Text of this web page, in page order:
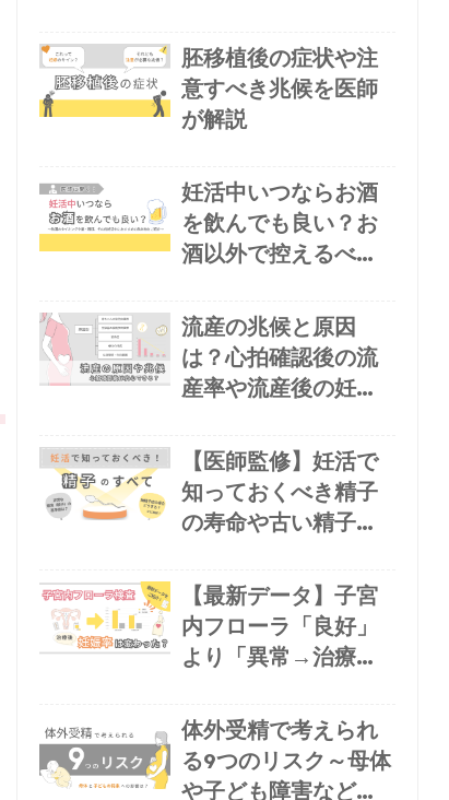
胚移植後の症状や注
意すべき兆候を医師
が解説
妊活中いつならお酒
を飲んでも良い？お
酒以外で控えるべき
の飲み物も紹介
流産の兆候と原因
は？心拍確認後の流
産率や流産後の妊娠
での目安を解説
【医師監修】妊活で
知っておくべき精子
の寿命や古い精子の
作り方
【最新データ】子宮
内フローラ「良好」
より「異常→治療」
のはなぜ？
体外受精で考えられ
る9つのリスク～母体
や子ども障害など将